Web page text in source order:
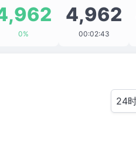
0%
4,962
00:02:43
24